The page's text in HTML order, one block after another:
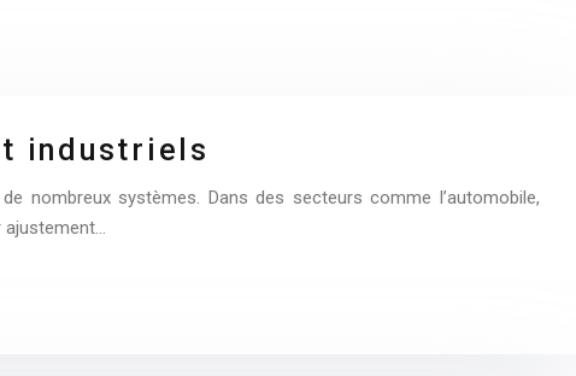
industriels
systèmes. Dans des secteurs comme l’automobile,
ajustement…